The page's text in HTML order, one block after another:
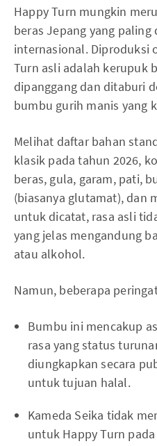
Happy Turn mungkin
beras Jepang yang paling
internasional. Diproduksi
Turn asli adalah kerupuk
dipanggang dan ditaburi
bumbu gurih manis yang
Melihat daftar bahan
klasik pada tahun 2026,
beras, gula, garam, pati,
(biasanya glutamat), dan
untuk dicatat, rasa asli
yang jelas mengandung
atau alkohol.
Namun, beberapa
Bumbu ini mencakup
rasa yang status
diungkapkan secara
untuk tujuan halal.
Kameda Seika tidak
untuk Happy Turn